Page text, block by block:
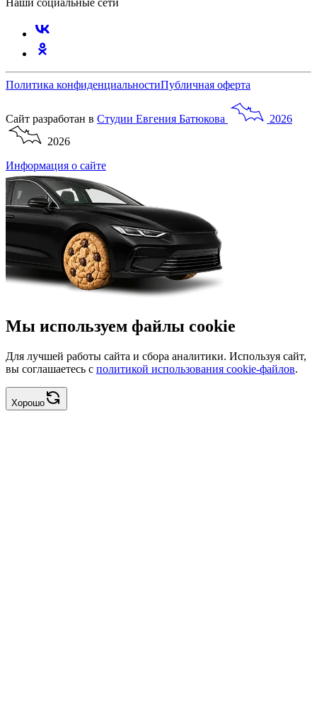
Наши социальные сети
Политика конфиденциальностиПубличная оферта
Сайт разработан в Студии Евгения Батюкова
2026
2026
Информация о сайте
Мы используем файлы cookie
Для лучшей работы сайта и сбора аналитики. Используя сайт,
вы соглашаетесь с политикой использования cookie-файлов.
Хорошо